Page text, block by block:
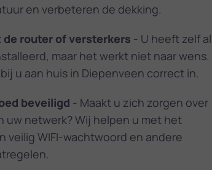
en verbeteren de dekking.
de router of versterkers - U heeft zelf al
maar het werkt niet naar wens.
u aan huis in Diepenveen correct in.
beveiligd - Maakt u zich zorgen over
uw netwerk? Wij helpen u met het
veilig WIFI-wachtwoord en andere